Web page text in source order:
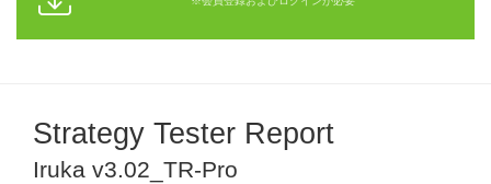
Strategy Tester Report
Iruka v3.02_TR-Pro